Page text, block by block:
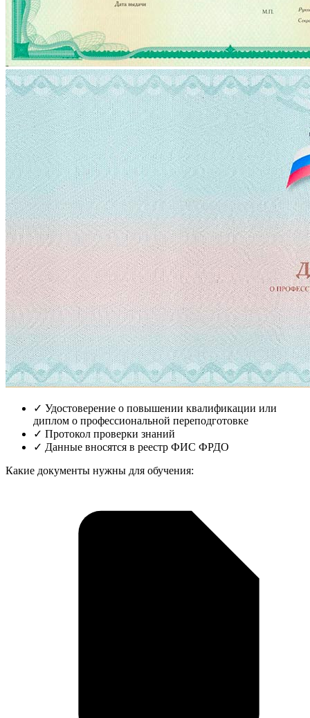
✓ Удостоверение о повышении квалификации или
диплом о профессиональной переподготовке
✓ Протокол проверки знаний
✓ Данные вносятся в реестр ФИС ФРДО
Какие документы нужны для обучения: